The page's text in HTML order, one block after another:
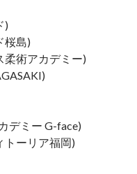
)
桜島)
術アカデミー)
ミー G-face)
ーリア福岡)